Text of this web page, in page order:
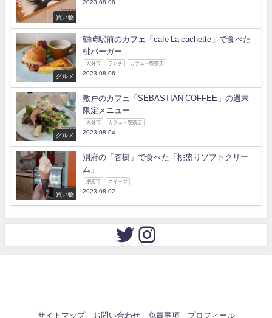
買い物
2023.08.08
グルメ
鶴崎駅前のカフェ「cafe La cachette」で食べた
桃バーガー
大分市 ランチ カフェ・喫茶店
2023.08.06
グルメ
敷戸のカフェ「SEBASTIAN COFFEE」の週末
限定メニュー
大分市 カフェ・喫茶店
2023.08.04
買い物
別府の「杏樹」で食べた「桃盛りソフトクリー
ム」
別府市 スイーツ
2023.08.02
サイトマップ お問い合わせ 免責事項 プロフィール